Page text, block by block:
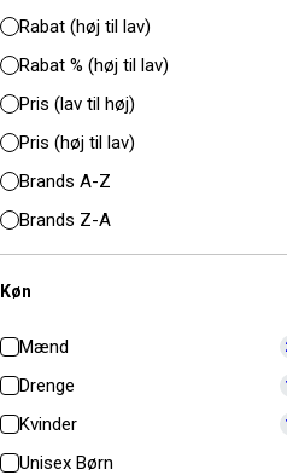
Rabat (høj til lav)
Rabat % (høj til lav)
Pris (lav til høj)
Pris (høj til lav)
Brands A-Z
Brands Z-A
Køn
Mænd
Drenge
Kvinder
Unisex Børn